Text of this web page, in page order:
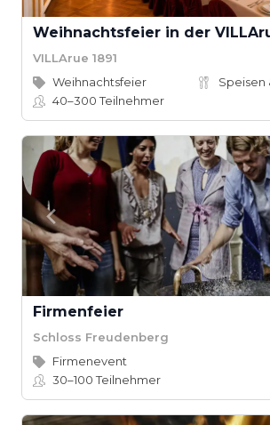
Weihnachtsfeier in der
VILLArue 1891
Weihnachtsfeier
Speisen
40–300Teilnehmer
Firmenfeier
Schloss Freudenberg
Firmenevent
30–100Teilnehmer